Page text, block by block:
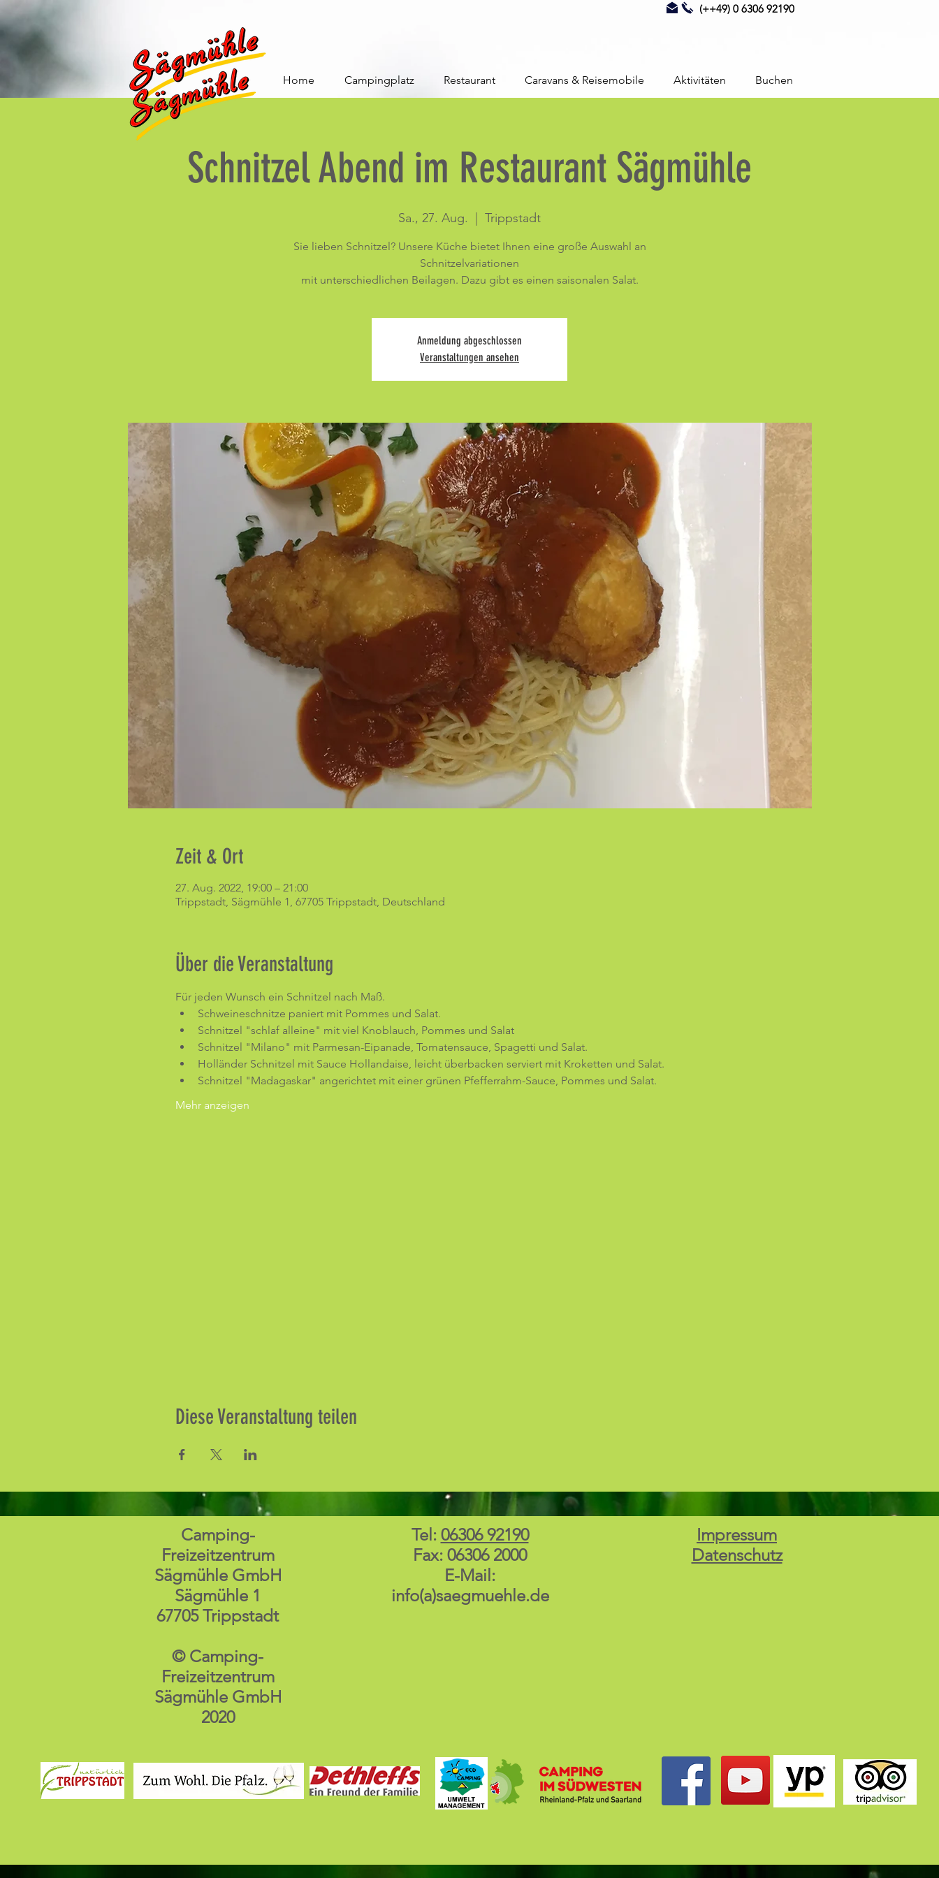
(++49) 0 6306 92190
Home Campingplatz Restaurant Caravans & Reisemobile Aktivitäten Buchen
Schnitzel Abend im Restaurant Sägmühle
Sa., 27. Aug. Trippstadt
Sie lieben Schnitzel? Unsere Küche bietet Ihnen eine große Auswahl an
Schnitzelvariationen
mit unterschiedlichen Beilagen. Dazu gibt es einen saisonalen Salat.
Anmeldung abgeschlossen
Veranstaltungen ansehen
Zeit & Ort
27. Aug. 2022, 19:00 – 21:00
Trippstadt, Sägmühle 1, 67705 Trippstadt, Deutschland
Über die Veranstaltung
Für jeden Wunsch ein Schnitzel nach Maß.
Schweineschnitze paniert mit Pommes und Salat.
Schnitzel "schlaf alleine" mit viel Knoblauch, Pommes und Salat
Schnitzel "Milano" mit Parmesan-Eipanade, Tomatensauce, Spagetti und Salat.
Holländer Schnitzel mit Sauce Hollandaise, leicht überbacken serviert mit Kroketten und Salat.
Schnitzel "Madagaskar" angerichtet mit einer grünen Pfefferrahm-Sauce, Pommes und Salat.
Mehr anzeigen
Diese Veranstaltung teilen
Camping-
Freizeitzentrum
Sägmühle GmbH
Sägmühle 1
67705 Trippstadt
© Camping-
Freizeitzentrum
Sägmühle GmbH
2020
Tel: 06306 92190
Fax: 06306 2000
E-Mail:
info(a)saegmuehle.de
Impressum
Datenschutz